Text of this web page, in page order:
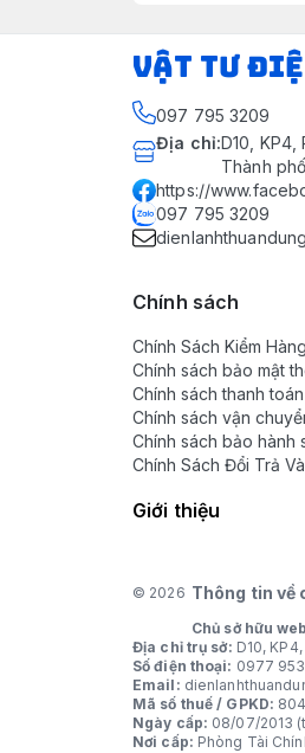
VẬT TƯ
097 795 3209
Địa chỉ:D10,
Thành
https://
097 795 3209
Chính sách
Chính Sách Kiểm Hàng
Chính sách bảo mật
Chính sách thanh toán
Chính sách vận
Chính sách bảo hành
Chính Sách Đổi Trả
Giới thiệu
© 2026 Thông tin về
Chủ sở hữu
Địa chỉ trụ sở: D10,
Số điện thoại: 0977
Email:
Mã số thuế / GPKD:
Ngày cấp: 08/07/2013
Nơi cấp: Phòng Tài